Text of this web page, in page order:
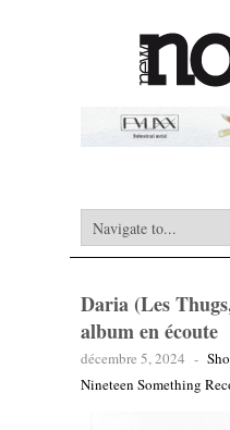
Daria (Les
album en écoute
décembre 5, 2024 -
Nineteen Something